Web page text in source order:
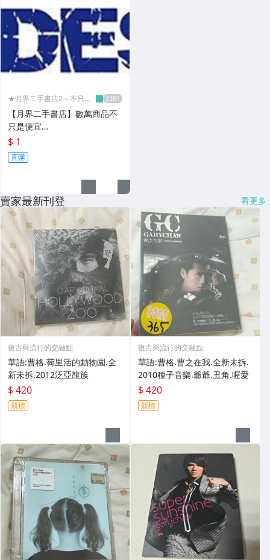
★月界二手書店2～不只是
【月界二手書店】數萬商品不
只是便宜…
$ 1
直購
賣家最新刊登 看更多
復古與流行的交融點
華語:曹格.荷里活的動物園.全
新未拆.2012泛亞龍族
$ 420
競標
復古與流行的交融點
華語:曹格.曹之在我.全新未拆.
2010種子音樂.爺爺.丑角.喔愛
$ 420
競標